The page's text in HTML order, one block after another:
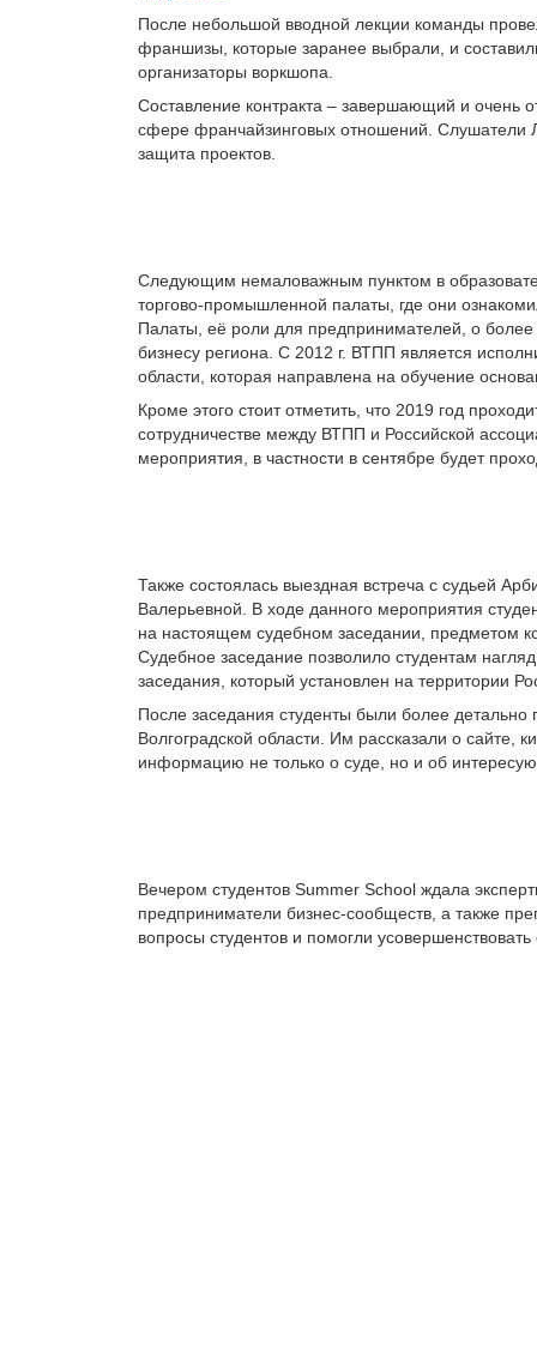
После небольшой вводной лекции команды
франшизы, которые заранее выбрали, и
организаторы воркшопа.
Составление контракта – завершающий и очень
сфере франчайзинговых отношений. Слушатели
защита проектов.
Следующим немаловажным пунктом в
торгово-промышленной палаты, где они
Палаты, её роли для предпринимателей, о
бизнесу региона. С 2012 г. ВТПП является
области, которая направлена на обучение
Кроме этого стоит отметить, что 2019 год
сотрудничестве между ВТПП и Российской
мероприятия, в частности в сентябре будет
Также состоялась выездная встреча с судьей
Валерьевной. В ходе данного мероприятия
на настоящем судебном заседании, предметом
Судебное заседание позволило студентам
заседания, который установлен на территории
После заседания студенты были более
Волгоградской области. Им рассказали о сайте,
информацию не только о суде, но и об
Вечером студентов Summer School ждала
предприниматели бизнес-сообществ, а также
вопросы студентов и помогли